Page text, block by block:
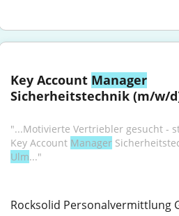
Key Account Manager
Sicherheitstechnik (m/w/
"...Motivierte Vertriebler gesucht -
Key Account Manager
Ulm..."
Rocksolid Personalvermittlung